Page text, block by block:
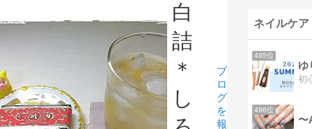
白
詰
＊
し
ブ
ロ
グ
を
報
ネイルケ
495位
ゆ
496位